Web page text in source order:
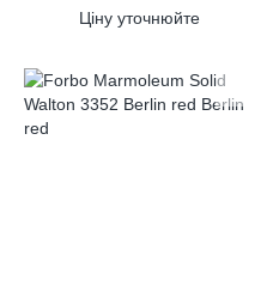
Ціну уточнюйте